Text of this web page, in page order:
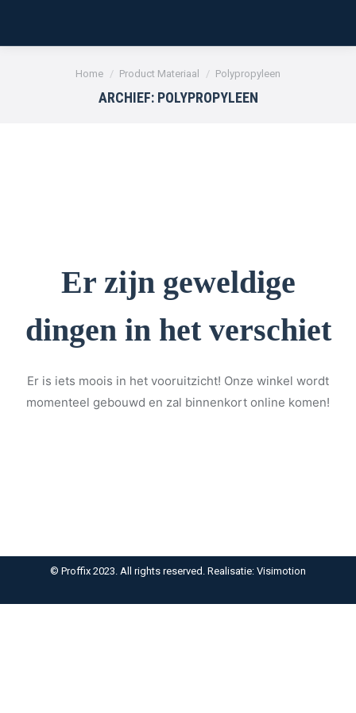
Je bent hier:
Home Product Materiaal Polypropyleen
ARCHIEF: POLYPROPYLEEN
Er zijn geweldige
dingen in het verschiet
Er is iets moois in het vooruitzicht! Onze winkel wordt
momenteel gebouwd en zal binnenkort online komen!
© Proffix 2023. All rights reserved. Realisatie: Visimotion